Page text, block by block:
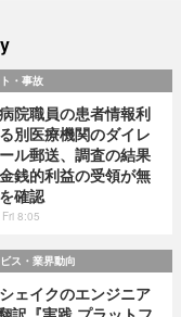
・事故
院職員の患者情報利
別医療機関のダイレ
ル郵送、調査の結果
銭的利益の受領が無
確認
8:05
ス・業界動向
ェイクのエンジニア